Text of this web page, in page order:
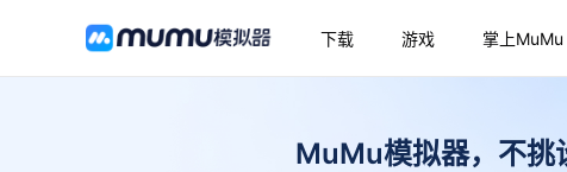
下载 游戏 掌上MuMu
MuMu模拟器，不挑